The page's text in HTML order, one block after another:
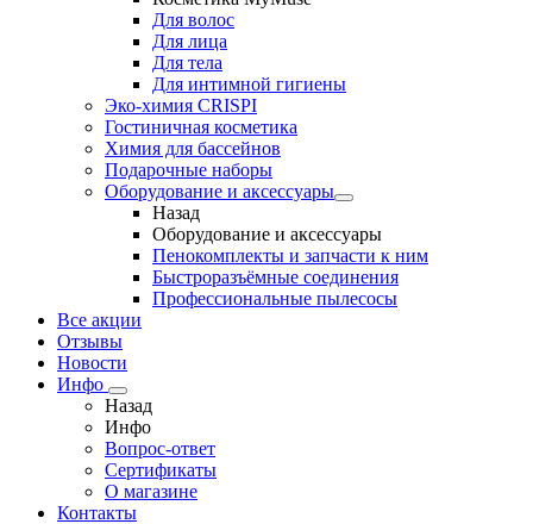
Для волос
Для лица
Для тела
Для интимной гигиены
Эко-химия CRISPI
Гостиничная косметика
Химия для бассейнов
Подарочные наборы
Оборудование и аксессуары
Назад
Оборудование и аксессуары
Пенокомплекты и запчасти к ним
Быстроразъёмные соединения
Профессиональные пылесосы
Все акции
Отзывы
Новости
Инфо
Назад
Инфо
Вопрос-ответ
Сертификаты
О магазине
Контакты